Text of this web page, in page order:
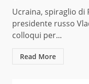
Ucraina, spiraglio di
presidente russo
colloqui per...
Read More